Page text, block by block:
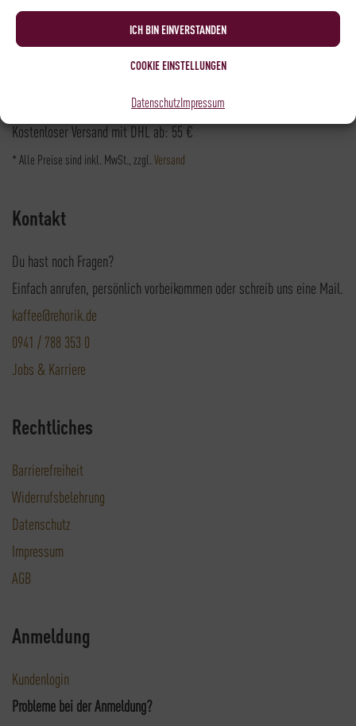
ICH BIN EINVERSTANDEN
COOKIE EINSTELLUNGEN
DatenschutzImpressum
Versandpartner
Versandkosten DHL: 6,5 €
Kostenloser Versand mit DHL ab: 55 €
* Alle Preise sind inkl. MwSt., zzgl. Versand
Kontakt
Du hast noch Fragen?
Einfach anrufen, persönlich vorbeikommen oder schreib uns eine Mail.
kaffee@rehorik.de
0941 / 788 353 0
Jobs & Karriere
Rechtliches
Barrierefreiheit
Widerrufsbelehrung
Datenschutz
Impressum
AGB
Anmeldung
Kundenlogin
Probleme bei der Anmeldung?